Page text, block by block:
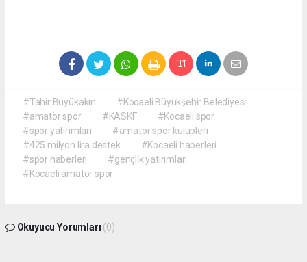
#Tahir Büyükakın
#Kocaeli Büyükşehir Belediyesi
#amatör spor
#KASKF
#Kocaeli spor
#spor yatırımları
#amatör spor kulüpleri
#425 milyon lira destek
#Kocaeli haberleri
#spor haberleri
#gençlik yatırımları
#Kocaeli amatör spor
Okuyucu Yorumları (0)